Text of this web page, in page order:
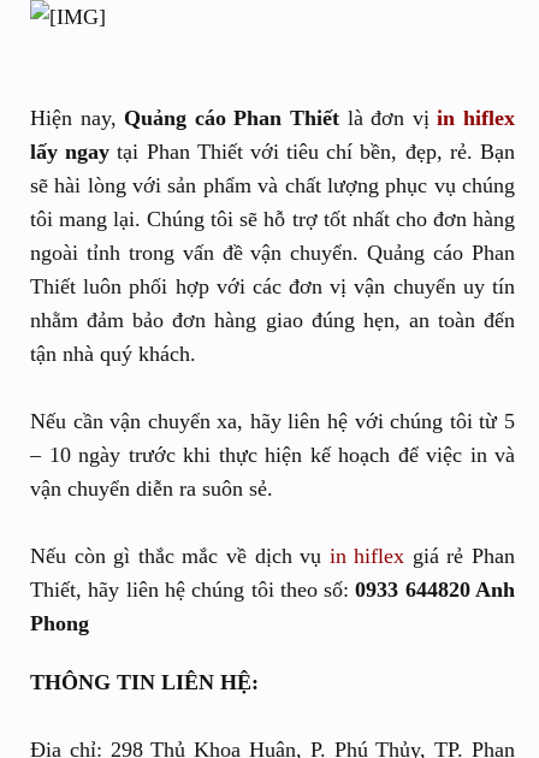
Hiện nay, Quảng cáo Phan Thiết là đơn vịin hiflex
lấy ngay tại Phan Thiết với tiêu chí bền, đẹp, rẻ. Bạn
sẽ hài lòng với sản phẩm và chất lượng phục vụ chúng
tôi mang lại. Chúng tôi sẽ hỗ trợ tốt nhất cho đơn hàng
ngoài tỉnh trong vấn đề vận chuyển. Quảng cáo Phan
Thiết luôn phối hợp với các đơn vị vận chuyển uy tín
nhằm đảm bảo đơn hàng giao đúng hẹn, an toàn đến
tận nhà quý khách.
Nếu cần vận chuyển xa, hãy liên hệ với chúng tôi từ 5
– 10 ngày trước khi thực hiện kế hoạch để việc in và
vận chuyển diễn ra suôn sẻ.
Nếu còn gì thắc mắc về dịch vụ in hiflex giá rẻ Phan
Thiết, hãy liên hệ chúng tôi theo số:0933 644820 Anh
Phong
THÔNG TIN LIÊN HỆ:
Địa chỉ: 298 Thủ Khoa Huân, P. Phú Thủy, TP. Phan